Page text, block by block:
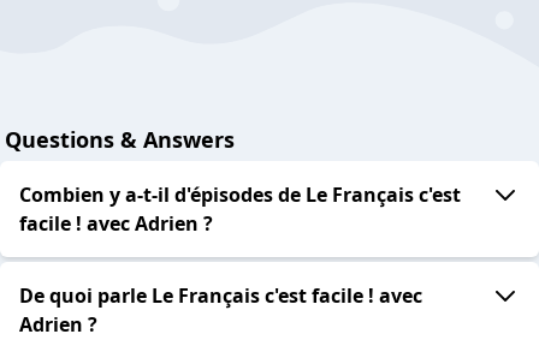
Questions & Answers
Combien y a-t-il d'épisodes de Le Français c'est
facile ! avec Adrien ?
De quoi parle Le Français c'est facile ! avec
Adrien ?